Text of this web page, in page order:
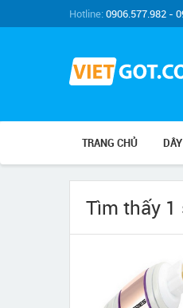
Hotline:0906.577.982 -
TRANG CHỦ
Tìm thấy